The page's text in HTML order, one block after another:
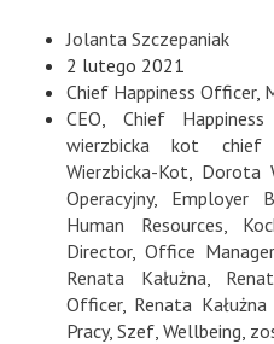
Jolanta Szczepaniak
2 lutego 2021
Chief Happiness Officer,
CEO
Chief
wierzbicka kot chief
Wierzbicka-Kot
Dorota
Operacyjny, Employer
Human Resources
Director,Office Manager
Renata Kałużna
Officer, Renata Kałużna
Pracy, Szef Wellbeing